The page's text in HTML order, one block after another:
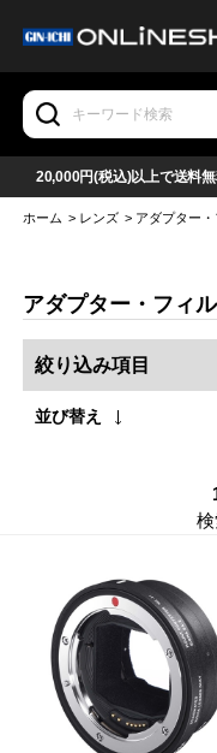
20,000円(税込)以上で送料
ホーム > レンズ > アダプター
アダプター・フィ
絞り込み項目
並び替え